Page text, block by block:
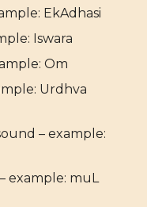
EkAdhasi
Iswara
Om
Urdhva
– example:
example: muL